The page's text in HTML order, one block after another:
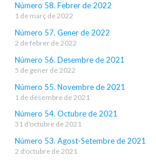
Número 58. Febrer de 2022
1 de març de 2022
Número 57. Gener de 2022
2 de febrer de 2022
Número 56. Desembre de 2021
5 de gener de 2022
Número 55. Novembre de 2021
1 de desembre de 2021
Número 54. Octubre de 2021
31 d'octubre de 2021
Número 53. Agost-Setembre de 2021
2 d'octubre de 2021